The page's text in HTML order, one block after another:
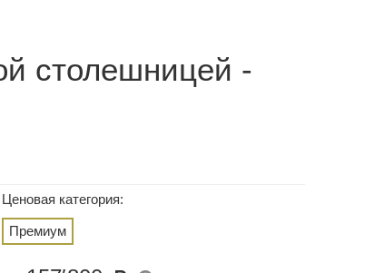
столешницей -
Ценовая категория:
Премиум